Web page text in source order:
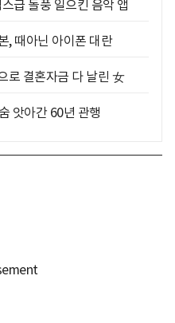
급 돌풍 일으킨 음악 앱
, 때아닌 아이폰 대란
로 결혼자금 다 날린 女
앗아간 60년 관행